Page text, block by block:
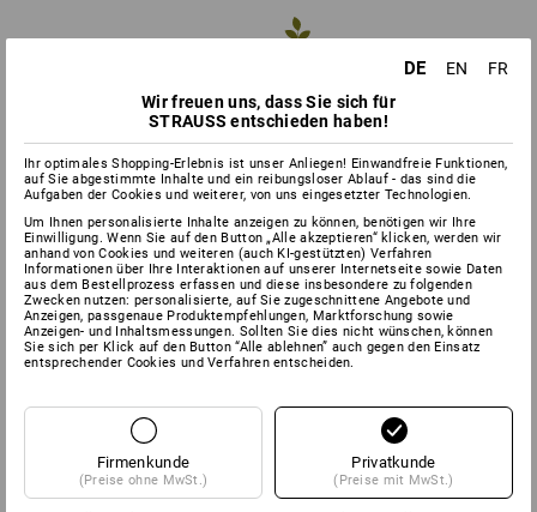
RES­SOURCEN­
SCHUTZ
Der sparsame und effiziente Einsatz natürlicher Ressourcen ist
eine notwendige Voraussetzung für ...
DE EN
FR
Wir freuen uns, dass Sie sich für
STRAUSS entschieden haben!
Ihr optimales Shopping-Erlebnis ist unser Anliegen! Einwandfreie Funktionen,
auf Sie abgestimmte Inhalte und ein reibungsloser Ablauf - das sind die
Aufgaben der Cookies und weiterer, von uns eingesetzter Technologien.
Um Ihnen personalisierte Inhalte anzeigen zu können, benötigen wir Ihre
Einwilligung. Wenn Sie auf den Button „Alle akzeptieren“ klicken, werden wir
anhand von Cookies und weiteren (auch KI-gestützten) Verfahren
Informationen über Ihre Interaktionen auf unserer Internetseite sowie Daten
aus dem Bestellprozess erfassen und diese insbesondere zu folgenden
Zwecken nutzen: personalisierte, auf Sie zugeschnittene Angebote und
Anzeigen, passgenaue Produktempfehlungen, Marktforschung sowie
Anzeigen- und Inhaltsmessungen. Sollten Sie dies nicht wünschen, können
Sie sich per Klick auf den Button “Alle ablehnen” auch gegen den Einsatz
entsprechender Cookies und Verfahren entscheiden.
Firmenkunde
(Preise ohne MwSt.)
Privatkunde
(Preise mit MwSt.)